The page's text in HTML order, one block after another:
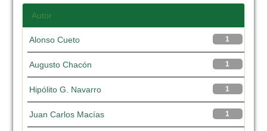
Autor
1
Alonso Cueto
1
Augusto Chacón
1
Hipólito G. Navarro
1
Juan Carlos Macías